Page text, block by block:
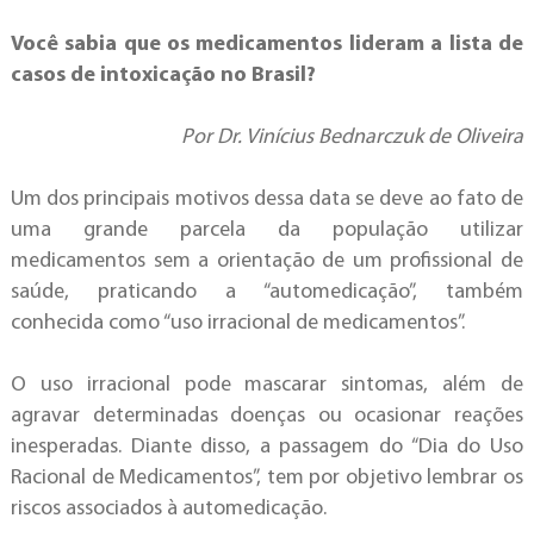
Você sabia que os medicamentos lideram a lista de
casos de intoxicação no Brasil?
Por Dr. Vinícius Bednarczuk de Oliveira
Um dos principais motivos dessa data se deve ao fato de
uma grande parcela da população utilizar
medicamentos sem a orientação de um profissional de
saúde, praticando a “automedicação”, também
conhecida como “uso irracional de medicamentos”.
O uso irracional pode mascarar sintomas, além de
agravar determinadas doenças ou ocasionar reações
inesperadas. Diante disso, a passagem do “Dia do Uso
Racional de Medicamentos”, tem por objetivo lembrar os
riscos associados à automedicação.